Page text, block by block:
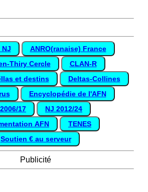
ANRO(ranaise) France
Thiry Cercle
CLAN-R
et destins
Deltas-Collines
Encyclopédie de l'AFN
17
NJ 2012/24
AFN
TENES
Soutien € au serveur
Publicité